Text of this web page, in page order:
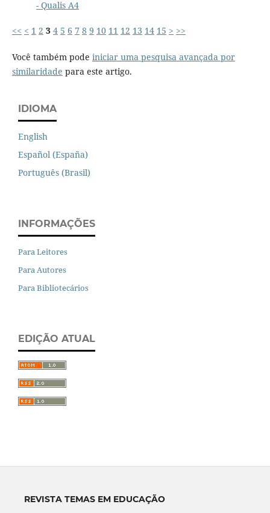
- Qualis A4
<< < 1 2 3 4 5 6 7 8 9 10 11 12 13 14 15 > >>
Você também pode iniciar uma pesquisa avançada por
similaridade para este artigo.
IDIOMA
English
Español (España)
Português (Brasil)
INFORMAÇÕES
Para Leitores
Para Autores
Para Bibliotecários
EDIÇÃO ATUAL
REVISTA TEMAS EM EDUCAÇÃO